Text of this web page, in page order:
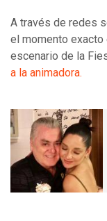
A través de redes
el momento exacto
escenario de la
a la animadora.